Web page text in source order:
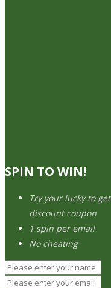
SPIN TO WIN!
Try your lucky to get
discount coupon
1 spin per email
No cheating